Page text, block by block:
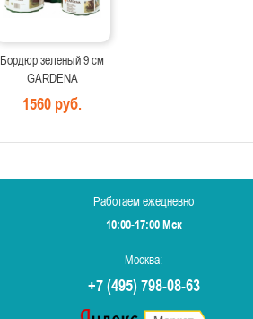
Бордюр зеленый 9 см
GARDENA
1560 руб.
Работаем ежедневно
10:00-17:00 Мск
Москва:
+7 (495) 798-08-63